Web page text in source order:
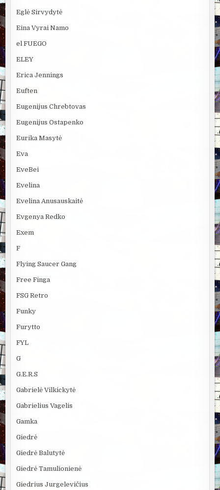
Eglė Sirvydytė
Eina Vyrai Namo
el FUEGO
ELEY
Erica Jennings
Euften
Eugenijus Chrebtovas
Eugenijus Ostapenko
Eurika Masytė
Eva
EveBei
Evelina
Evelina Anusauskaitė
Evgenya Redko
Exem
F
Flying Saucer Gang
Free Finga
FSG Retro
Funky
Furytto
FYL
G
G.E.R.S
Gabrielė Vilkickytė
Gabrielius Vagelis
Gamka
Giedrė
Giedrė Balutytė
Giedrė Tamulionienė
Giedrius Jurgelevičius